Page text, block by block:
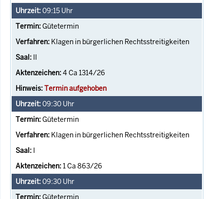
09:15 Uhr
Gütetermin
Klagen in bürgerlichen Rechtsstreitigkeiten
II
4 Ca 1314/26
Termin aufgehoben
09:30 Uhr
Gütetermin
Klagen in bürgerlichen Rechtsstreitigkeiten
I
1 Ca 863/26
09:30 Uhr
Gütetermin